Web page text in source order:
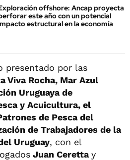
offshore: Ancap proyecta
este año con un potencial
estructural en la economía
presentado por las
Viva Rocha, Mar Azul
Uruguaya de
y Acuicultura, el
de Pesca del
de Trabajadores de la
Uruguay, con el
Juan Cerettay